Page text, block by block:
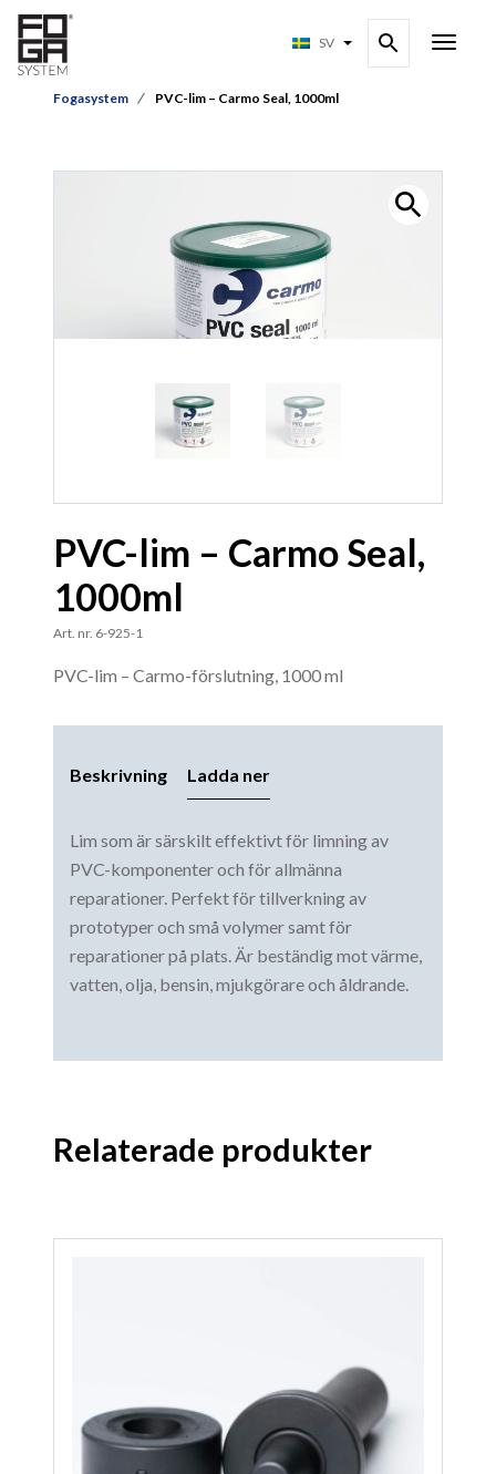
SV
Fogasystem PVC-lim – Carmo Seal, 1000ml
PVC-lim – Carmo Seal,
1000ml
Art. nr. 6-925-1
PVC-lim – Carmo-förslutning, 1000 ml
Beskrivning Ladda ner
Lim som är särskilt effektivt för limning av
PVC-komponenter och för allmänna
reparationer. Perfekt för tillverkning av
prototyper och små volymer samt för
reparationer på plats. Är beständig mot värme,
vatten, olja, bensin, mjukgörare och åldrande.
Relaterade produkter